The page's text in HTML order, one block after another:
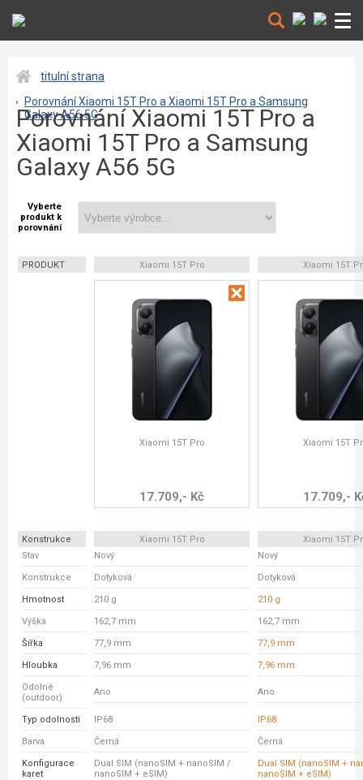
titulní strana
Porovnání Xiaomi 15T Pro a Xiaomi 15T Pro a Samsung
Galaxy A56 5G
Porovnání Xiaomi 15T Pro a
Xiaomi 15T Pro a Samsung
Galaxy A56 5G
Vyberte
produkt k
porovnání
PRODUKT Xiaomi 15T Pro Xiaomi 15T
Xiaomi 15T Pro
17.709,- Kč
Xiaomi 15T
17.709,-
Konstrukce Xiaomi 15T Pro
Xiaomi 15T
Stav
Nový Nový
Konstrukce Dotyková Dotyková
Hmotnost 210 g 210 g
Výška 162,7 mm 162,7 mm
Šířka 77,9 mm 77,9 mm
Hloubka 7,96 mm 7,96 mm
Odolné
(outdoor)
Ano Ano
Typ odolnosti IP68 IP68
Barva Černá Černá
Konfigurace
karet
Dual SIM (nanoSIM + nanoSIM /
nanoSIM + eSIM)
Dual SIM (nanoSIM +
nanoSIM + eSIM)